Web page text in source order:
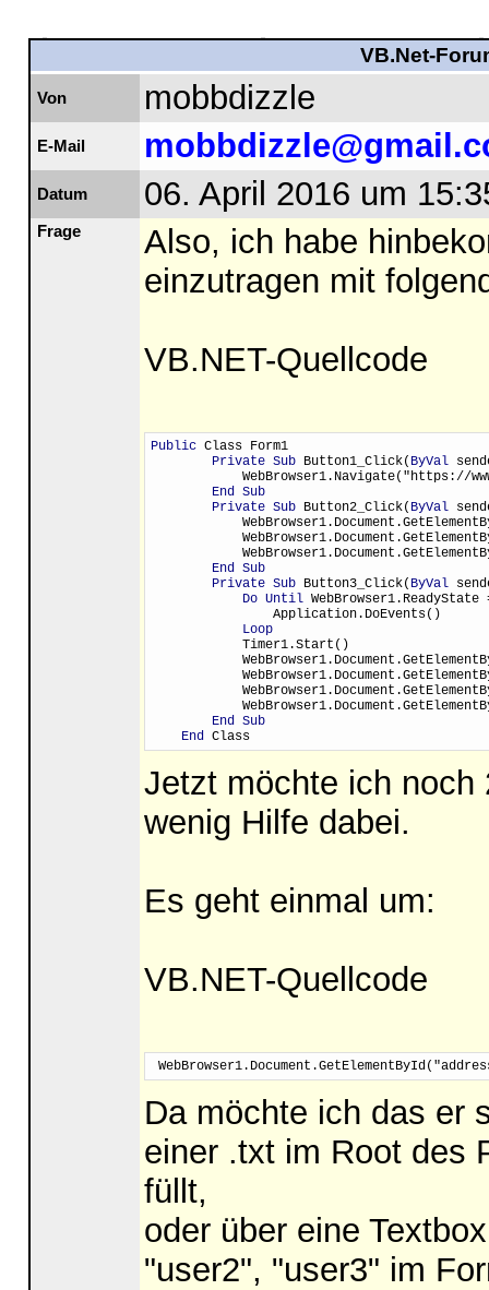
VB.Net-
Von mobbdizzle
E-Mail
Datum 06. April 2016 um
Frage
Also, ich habe
einzutragen mit
VB.NET-Quellcode
Public Class Form1
Private Sub Button1_Click( ByVal
WebBrowser1.Navigate("https://
End Sub
Private Sub Button2_Click( ByVal
End Sub
Private Sub Button3_Click( ByVal
Do Until WebBrowser1.ReadyState
                Application.DoEvents()
Loop
            Timer1.Start()
End Sub
End Class
Jetzt möchte ich noch
wenig Hilfe dabei.
Es geht einmal um:
VB.NET-Quellcode
Da möchte ich das er
einer .txt im Root des
füllt,
oder über eine
"user2", "user3" im